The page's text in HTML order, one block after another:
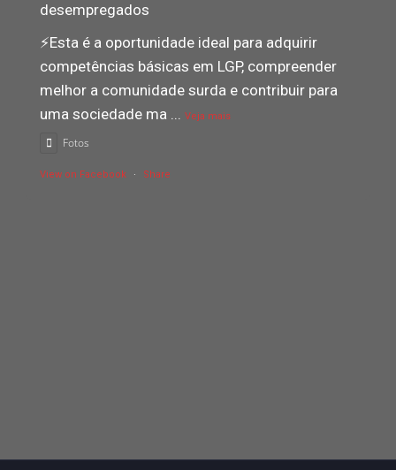
desempregados
⚡️Esta é a oportunidade ideal para adquirir
competências básicas em LGP, compreender
melhor a comunidade surda e contribuir para
uma sociedade ma ... Veja mais
Fotos
View on Facebook · Share